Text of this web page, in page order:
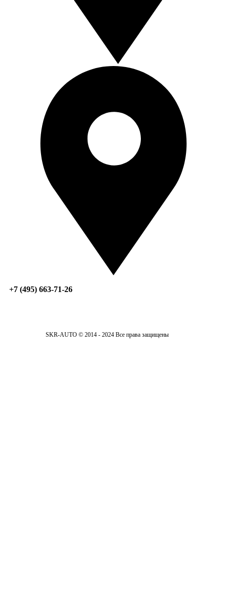
+7 (495) 663-71-26
SKR-AUTO © 2014 - 2024 Все права защищены